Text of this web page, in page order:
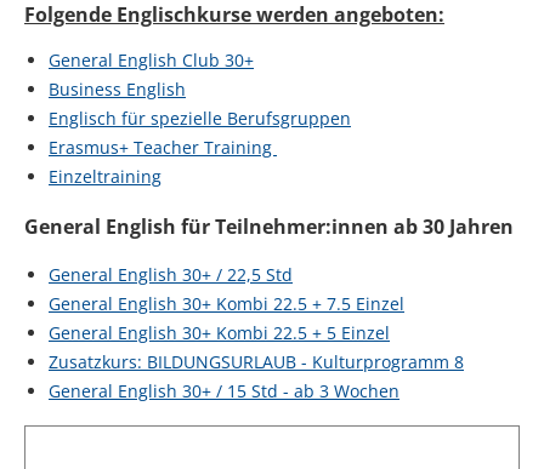
Folgende Englischkurse werden angeboten:
General English Club 30+
Business English
Englisch für spezielle Berufsgruppen
Erasmus+ Teacher Training
Einzeltraining
General English für Teilnehmer:innen ab 30 Jahren
General English 30+ / 22,5 Std
General English 30+ Kombi 22.5 + 7.5 Einzel
General English 30+ Kombi 22.5 + 5 Einzel
Zusatzkurs: BILDUNGSURLAUB - Kulturprogramm 8
General English 30+ / 15 Std - ab 3 Wochen